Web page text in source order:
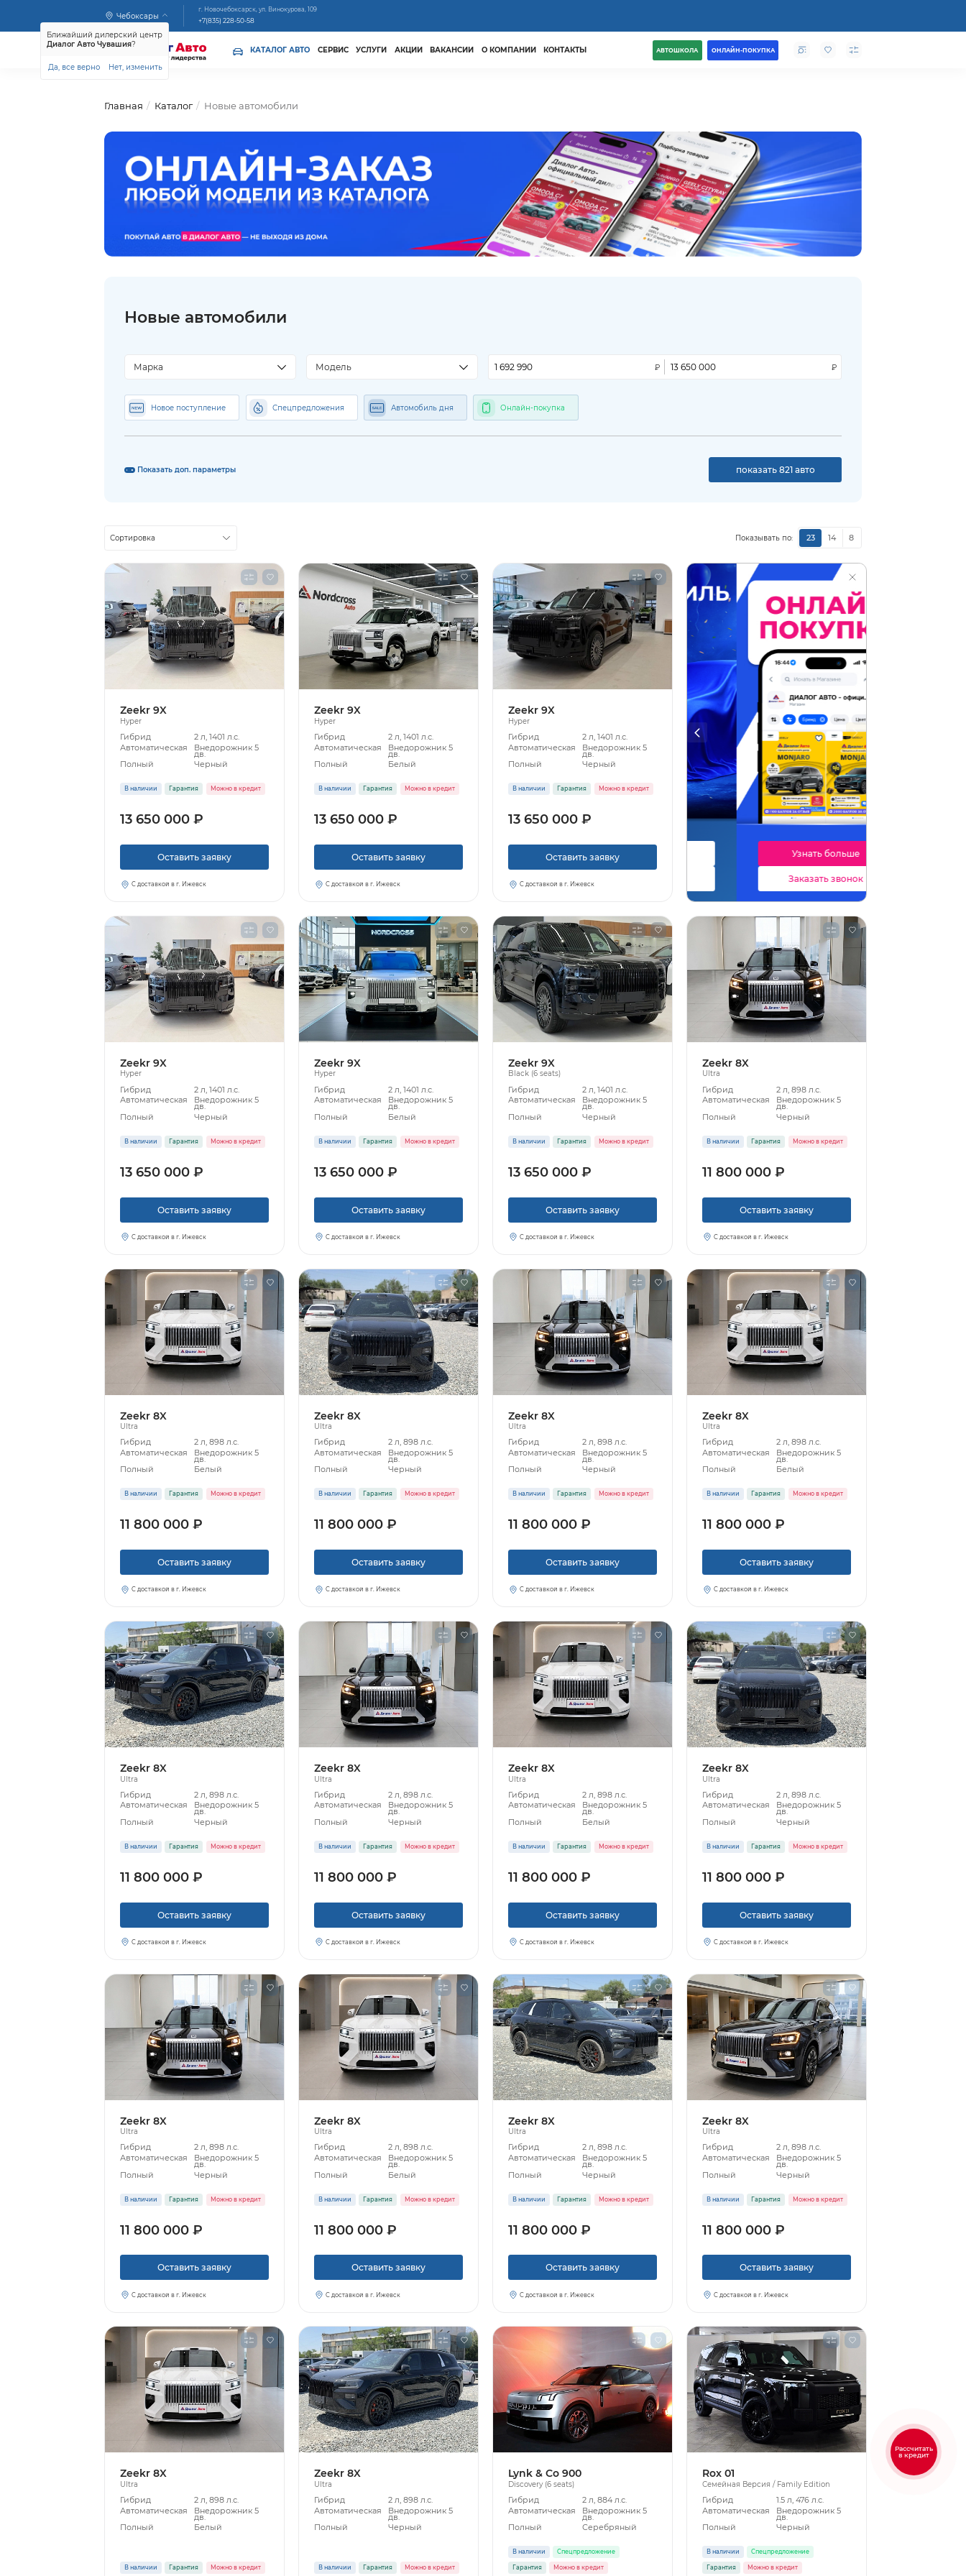
Чебоксары
Ближайший дилерский центр
Диалог Авто Чувашия?
Да, все верно Нет, изменить
г. Новочебоксарск, ул. Винокурова, 109
+7(835) 228-50-58
КАТАЛОГ АВТО СЕРВИС УСЛУГИ АКЦИИ ВАКАНСИИ О КОМПАНИИ КОНТАКТЫ АВТОШКОЛА ОНЛАЙН-ПОКУПКА
Главная Каталог Новые автомобили
Новые автомобили
Марка Модель
Новое поступление Спецпредложения Автомобиль дня Онлайн-покупка
Показать доп. параметры показать 821 авто
Сортировка Показывать по: 23 14 8
Zeekr 9X
Hyper
Гибрид
2 л, 1401 л.с.
Автоматическая
Внедорожник 5
дв.
Полный
Черный
В наличии Гарантия Можно в кредит
13 650 000 ₽
Оставить заявку
С доставкой в г. Ижевск
Zeekr 9X
Hyper
Гибрид
2 л, 1401 л.с.
Автоматическая
Внедорожник 5
дв.
Полный
Белый
В наличии Гарантия Можно в кредит
13 650 000 ₽
Оставить заявку
С доставкой в г. Ижевск
Zeekr 9X
Hyper
Гибрид
2 л, 1401 л.с.
Автоматическая
Внедорожник 5
дв.
Полный
Черный
В наличии Гарантия Можно в кредит
13 650 000 ₽
Оставить заявку
С доставкой в г. Ижевск
Узнать больше
Заказать звонок
Узнать больше
Заказать звонок
Zeekr 9X
Hyper
Гибрид
2 л, 1401 л.с.
Автоматическая
Внедорожник 5
дв.
Полный
Черный
В наличии Гарантия Можно в кредит
13 650 000 ₽
Оставить заявку
С доставкой в г. Ижевск
Zeekr 9X
Hyper
Гибрид
2 л, 1401 л.с.
Автоматическая
Внедорожник 5
дв.
Полный
Белый
В наличии Гарантия Можно в кредит
13 650 000 ₽
Оставить заявку
С доставкой в г. Ижевск
Zeekr 9X
Black (6 seats)
Гибрид
2 л, 1401 л.с.
Автоматическая
Внедорожник 5
дв.
Полный
Черный
В наличии Гарантия Можно в кредит
13 650 000 ₽
Оставить заявку
С доставкой в г. Ижевск
Zeekr 8X
Ultra
Гибрид
2 л, 898 л.с.
Автоматическая
Внедорожник 5
дв.
Полный
Черный
В наличии Гарантия Можно в кредит
11 800 000 ₽
Оставить заявку
С доставкой в г. Ижевск
Zeekr 8X
Ultra
Гибрид
2 л, 898 л.с.
Автоматическая
Внедорожник 5
дв.
Полный
Белый
В наличии Гарантия Можно в кредит
11 800 000 ₽
Оставить заявку
С доставкой в г. Ижевск
Zeekr 8X
Ultra
Гибрид
2 л, 898 л.с.
Автоматическая
Внедорожник 5
дв.
Полный
Черный
В наличии Гарантия Можно в кредит
11 800 000 ₽
Оставить заявку
С доставкой в г. Ижевск
Zeekr 8X
Ultra
Гибрид
2 л, 898 л.с.
Автоматическая
Внедорожник 5
дв.
Полный
Черный
В наличии Гарантия Можно в кредит
11 800 000 ₽
Оставить заявку
С доставкой в г. Ижевск
Zeekr 8X
Ultra
Гибрид
2 л, 898 л.с.
Автоматическая
Внедорожник 5
дв.
Полный
Белый
В наличии Гарантия Можно в кредит
11 800 000 ₽
Оставить заявку
С доставкой в г. Ижевск
Zeekr 8X
Ultra
Гибрид
2 л, 898 л.с.
Автоматическая
Внедорожник 5
дв.
Полный
Черный
В наличии Гарантия Можно в кредит
11 800 000 ₽
Оставить заявку
С доставкой в г. Ижевск
Zeekr 8X
Ultra
Гибрид
2 л, 898 л.с.
Автоматическая
Внедорожник 5
дв.
Полный
Черный
В наличии Гарантия Можно в кредит
11 800 000 ₽
Оставить заявку
С доставкой в г. Ижевск
Zeekr 8X
Ultra
Гибрид
2 л, 898 л.с.
Автоматическая
Внедорожник 5
дв.
Полный
Белый
В наличии Гарантия Можно в кредит
11 800 000 ₽
Оставить заявку
С доставкой в г. Ижевск
Zeekr 8X
Ultra
Гибрид
2 л, 898 л.с.
Автоматическая
Внедорожник 5
дв.
Полный
Черный
В наличии Гарантия Можно в кредит
11 800 000 ₽
Оставить заявку
С доставкой в г. Ижевск
Zeekr 8X
Ultra
Гибрид
2 л, 898 л.с.
Автоматическая
Внедорожник 5
дв.
Полный
Черный
В наличии Гарантия Можно в кредит
11 800 000 ₽
Оставить заявку
С доставкой в г. Ижевск
Zeekr 8X
Ultra
Гибрид
2 л, 898 л.с.
Автоматическая
Внедорожник 5
дв.
Полный
Белый
В наличии Гарантия Можно в кредит
11 800 000 ₽
Оставить заявку
С доставкой в г. Ижевск
Zeekr 8X
Ultra
Гибрид
2 л, 898 л.с.
Автоматическая
Внедорожник 5
дв.
Полный
Черный
В наличии Гарантия Можно в кредит
11 800 000 ₽
Оставить заявку
С доставкой в г. Ижевск
Zeekr 8X
Ultra
Гибрид
2 л, 898 л.с.
Автоматическая
Внедорожник 5
дв.
Полный
Черный
В наличии Гарантия Можно в кредит
11 800 000 ₽
Оставить заявку
С доставкой в г. Ижевск
Zeekr 8X
Ultra
Гибрид
2 л, 898 л.с.
Автоматическая
Внедорожник 5
дв.
Полный
Белый
В наличии Гарантия Можно в кредит
Zeekr 8X
Ultra
Гибрид
2 л, 898 л.с.
Автоматическая
Внедорожник 5
дв.
Полный
Черный
В наличии Гарантия Можно в кредит
Lynk & Co 900
Discovery (6 seats)
Гибрид
2 л, 884 л.с.
Автоматическая
Внедорожник 5
дв.
Полный
Серебряный
В наличии Спецпредложение
Гарантия Можно в кредит
Rox 01
Семейная Версия / Family Edition
Гибрид
1.5 л, 476 л.с.
Автоматическая
Внедорожник 5
дв.
Полный
Черный
В наличии Спецпредложение
Гарантия Можно в кредит
Рассчитать
в кредит